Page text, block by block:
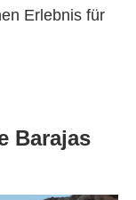
Erlebnis für
Barajas